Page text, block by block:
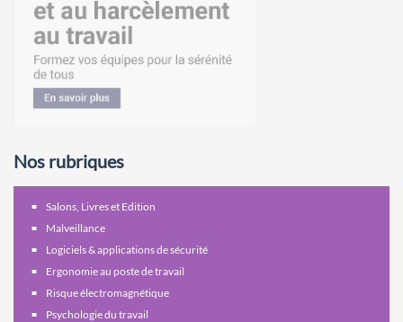
Nos rubriques
Salons, Livres et Edition
Malveillance
Logiciels & applications de sécurité
Ergonomie au poste de travail
Risque électromagnétique
Psychologie du travail